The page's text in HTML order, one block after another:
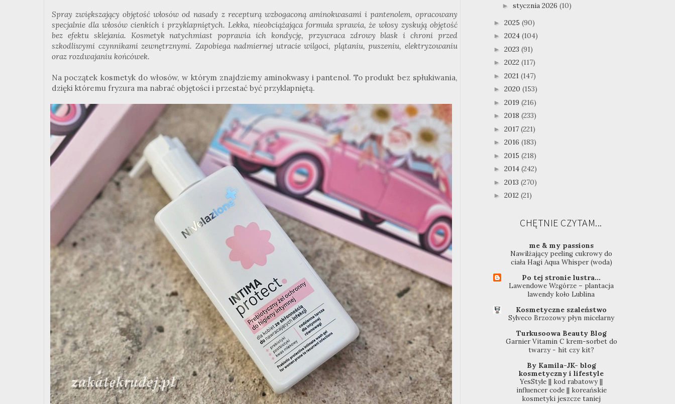
Spray zwiększający objętość włosów od nasady z recepturą wzbogaconą aminokwasami i pantenolem, opracowany
specjalnie dla włosów cienkich i przyklapniętych. Lekka, nieobciążająca formuła sprawia, że włosy zyskują objętość
bez efektu sklejania. Kosmetyk natychmiast poprawia ich kondycję, przywraca zdrowy blask i chroni przed
szkodliwymi czynnikami zewnętrznymi. Zapobiega nadmiernej utracie wilgoci, plątaniu, puszeniu, elektryzowaniu
oraz rozdwajaniu końcówek.
Na początek kosmetyk do włosów, w którym znajdziemy aminokwasy i pantenol. To produkt bez spłukiwania,
dzięki któremu fryzura ma nabrać objętości i przestać być przyklapniętą.
► stycznia 2026 (10)
► 2025 (90)
► 2024 (104)
► 2023 (91)
► 2022 (117)
► 2021 (147)
► 2020 (153)
► 2019 (216)
► 2018 (233)
► 2017 (221)
► 2016 (183)
► 2015 (218)
► 2014 (242)
► 2013 (270)
► 2012 (21)
CHĘTNIE CZYTAM...
me & my passions
Nawilżający peeling cukrowy do
ciała Hagi Aqua Whisper (woda)
Po tej stronie lustra...
Lawendowe Wzgórze – plantacja
lawendy koło Lublina
Kosmetyczne szaleństwo
Sylveco Brzozowy płyn micelarny
Turkusoowa Beauty Blog
Garnier Vitamin C krem-sorbet do
twarzy - hit czy kit?
By Kamila-JK- blog
kosmetyczny i lifestyle
YesStyle || kod rabatowy ||
influencer code || koreańskie
kosmetyki jeszcze taniej